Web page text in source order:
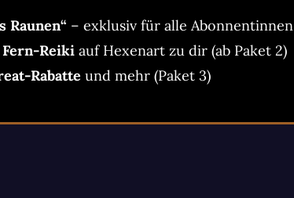
Raunen“ – exklusiv für alle Abonnentinnen
Fern-Reikiauf Hexenart zu dir (ab Paket 2)
Rabatte und mehr (Paket 3)